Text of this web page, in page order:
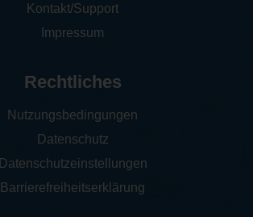
Kontakt/Support
Impressum
Rechtliches
Nutzungsbedingungen
Datenschutz
Datenschutzeinstellungen
Barrierefreiheitserklärung